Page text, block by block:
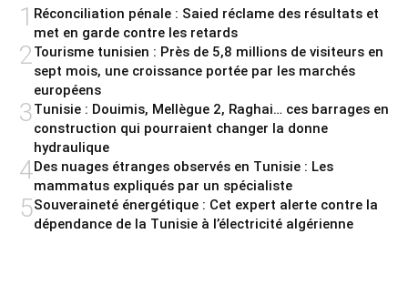
1 Réconciliation pénale : Saied réclame des résultats et
met en garde contre les retards
2 Tourisme tunisien : Près de 5,8 millions de visiteurs en
sept mois, une croissance portée par les marchés
européens
3Tunisie : Douimis, Mellègue 2, Raghai… ces barrages en
construction qui pourraient changer la donne
hydraulique
4Des nuages étranges observés en Tunisie : Les
mammatus expliqués par un spécialiste
5Souveraineté énergétique : Cet expert alerte contre la
dépendance de la Tunisie à l’électricité algérienne